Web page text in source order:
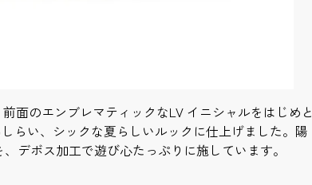
面のエンブレマティックなLV イニシャルをはじめと
らい、シックな夏らしいルックに仕上げました。陽
デボス加工で遊び心たっぷりに施しています。